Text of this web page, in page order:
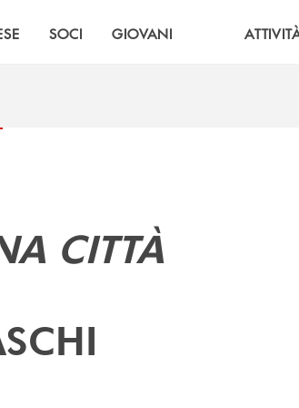
SOCI GIOVANI
CITTÀ